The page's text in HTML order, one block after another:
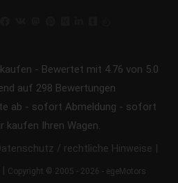
- Bewertet mit 4.76 von 5.0
auf 298 Bewertungen
ab - sofort Abmeldung - sofort
kaufen Ihren Wagen.
/ rechtliche Hinweise |
| Copyright © 2005 - 2026 - egeMotors